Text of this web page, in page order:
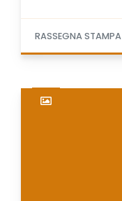
RASSEGNA STAMPA